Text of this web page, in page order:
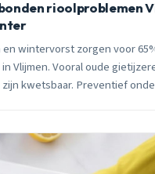
rioolproblemen
wintervorst zorgen voor
Vlijmen. Vooral oude
kwetsbaar. Preventief